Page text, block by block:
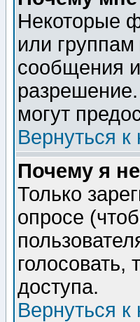
Некоторые
или группам
сообщения
могут
Вернуться к
Почему я
Только
опросе
голосовать,
доступа.
Вернуться к